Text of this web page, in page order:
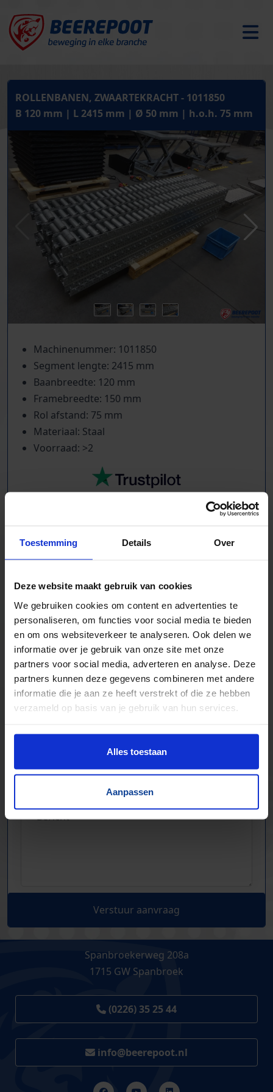
Toestemming Details Over
Deze website maakt gebruik van cookies
We gebruiken cookies om content en advertenties te
personaliseren, om functies voor social media te bieden
en om ons websiteverkeer te analyseren. Ook delen we
informatie over je gebruik van onze site met onze
partners voor social media, adverteren en analyse. Deze
partners kunnen deze gegevens combineren met andere
informatie die je aan ze heeft verstrekt of die ze hebben
verzameld op basis van je gebruik van hun services.
Alles toestaan
Aanpassen
ROLLENBANEN, ZWAARTEKRACHT - 1011850
B 120 mm | L 2415 mm | Ø 50 mm | h.o.h. 75 mm
Machinenummer: 1011850
Segment lengte: 2415 mm
Baanbreedte: 120 mm
Framebreedte: 150 mm
Rol afstand: 75 mm
Materiaal: Staal
Voorraad: >2
Kilometers rollenbaan uit voorraad leverbaar
Bochten, harmonicabanen, wissels
Nieuw & gebruikt
Voor talloze toepassingen
Pakjes, doosjes, kratjes, pallets…
Verstuur aanvraag
Spanbroekerweg 208a
1715 GW Spanbroek
(0226) 35 25 44
info@beerepoot.nl